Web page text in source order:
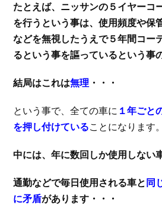
たとえば、ニッサンの５イヤーコ
を行うという事は、使用頻度や保
などを無視したうえで５年間コー
るという事を謳っているという事
結局はこれは無理 ・・・
という事で、全ての車に １年ごと
を押し付けていることになります。
中には、年に数回しか使用しない
通勤などで毎日使用される車と 同
に矛盾があります・・・